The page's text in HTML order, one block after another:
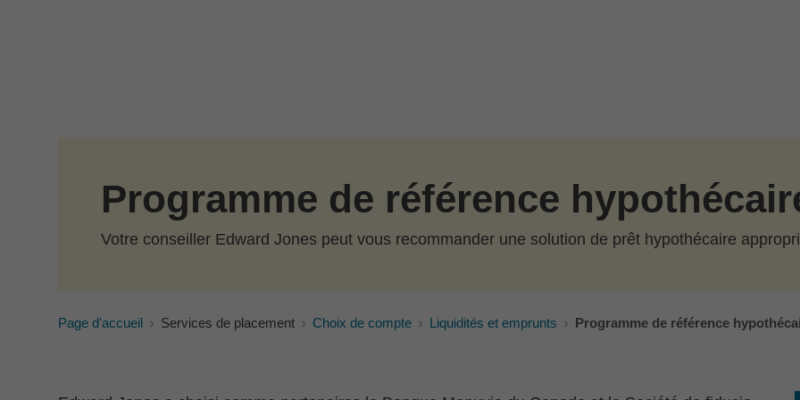
Programme de référence
Votre conseiller Edward Jones peut vous recommander une solution de prêt hypothécaire
Page d'accueil Services de placement Choix de compte Liquidités et emprunts Programme de référence